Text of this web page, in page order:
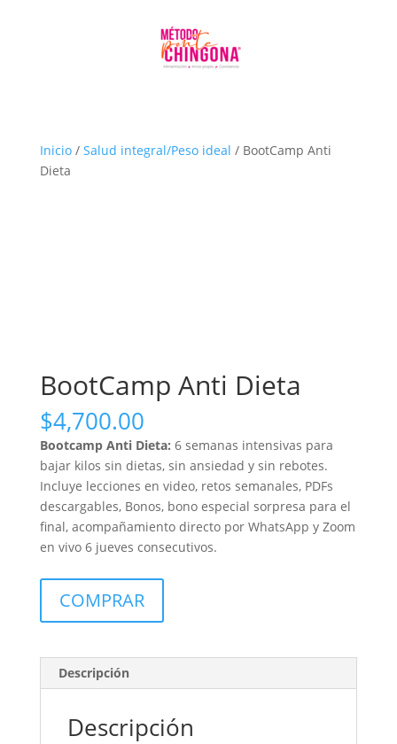
Inicio/ Salud integral/Peso ideal / BootCamp Anti
Dieta
BootCamp Anti Dieta
$4,700.00
Bootcamp Anti Dieta: 6 semanas intensivas para
bajar kilos sin dietas, sin ansiedad y sin rebotes.
Incluye lecciones en video, retos semanales, PDFs
descargables, Bonos, bono especial sorpresa para el
final, acompañamiento directo por WhatsApp y Zoom
en vivo 6 jueves consecutivos.
Anti
Dieta
COMPRAR
Descripción
Descripción